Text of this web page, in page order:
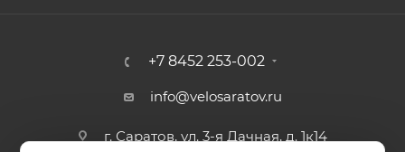
+7 8452 253-002
info@velosaratov.ru
г. Саратов, ул. 3-я Дачная, д. 1к14